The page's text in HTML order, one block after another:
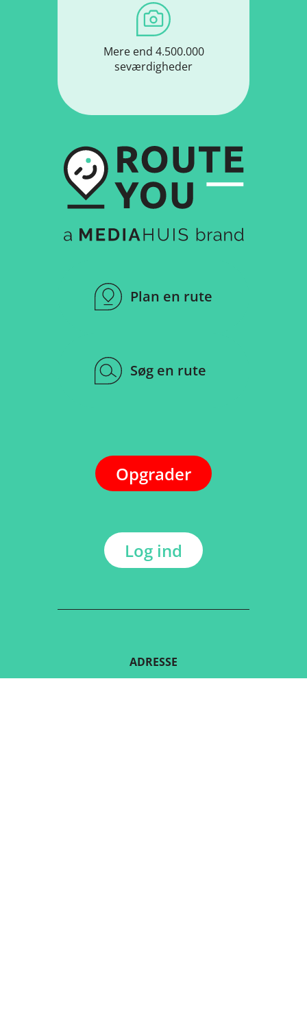
Mere end 4.500.000
seværdigheder
Plan en rute
Søg en rute
Opgrader
Log ind
ADRESSE